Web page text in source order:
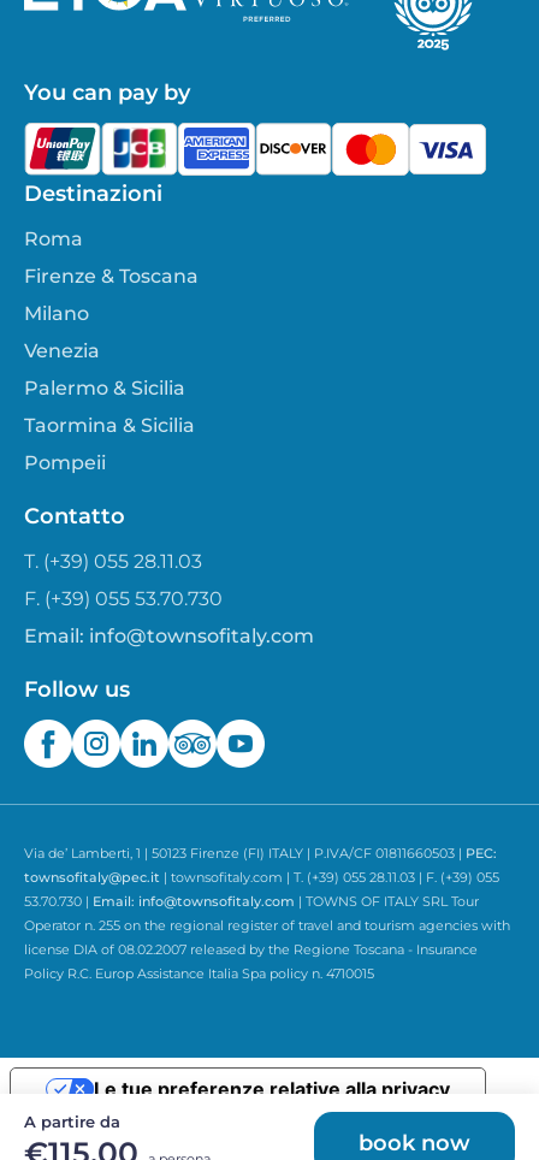
A partire da
€115,00 book now
Destinazioni
Roma
Firenze & Toscana
Milano
Venezia
Palermo & Sicilia
Taormina & Sicilia
Pompeii
Contatto
T. (+39) 055 28.11.03
F. (+39) 055 53.70.730
Email: info@townsofitaly.com
You can pay by
Follow us
Via de’ Lamberti, 1 | 50123 Firenze (FI) ITALY | P.IVA/CF 01811660503 | PEC:
townsofitaly@pec.it | townsofitaly.com | T. (+39) 055 28.11.03 | F. (+39) 055
53.70.730 | Email: info@townsofitaly.com | TOWNS OF ITALY SRL Tour
Operator n. 255 on the regional register of travel and tourism agencies with
license DIA of 08.02.2007 released by the Regione Toscana - Insurance
Policy R.C. Europ Assistance Italia Spa policy n. 4710015
Informativa sulla raccolta
Le tue preferenze relative alla privacy